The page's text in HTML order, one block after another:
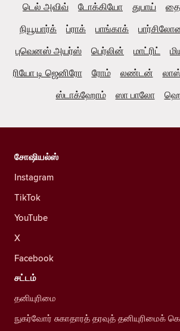
டெல் அவிவ்
டோக்கியோ துபாய்
நியூயார்க்
ப்ராக் பாங்காக்
புவெனஸ் அயர்ஸ்
பெர்லின் மாட்ரிட்
ரியோ டி ஜெனிரோ
ரோம் லண்டன்
ஸ்டாக்ஹோம்
ஸா பாலோ
சோஷியல்ஸ்
Instagram
TikTok
YouTube
X
Facebook
சட்டம்
தனியுரிமை
நுகர்வோர் சுகாதாரத் தரவுத் தனியுரிமைக்